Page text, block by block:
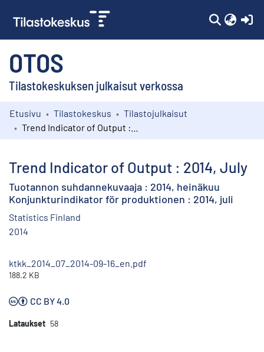
OTOS
Tilastokeskuksen julkaisut verkossa
Kokoelmat
Etusivu Tilastokeskus
Tilastojulkaisut
Trend Indicator of Output : 2014, July
Tuotannon suhdannekuvaaja : 2014, heinäkuu
Konjunkturindikator för produktionen : 2014, juli
Statistics Finland
2014
ktkk_2014_07_2014-09-16_en.pdf
188.2 KB
CC BY 4.0
Lataukset 58